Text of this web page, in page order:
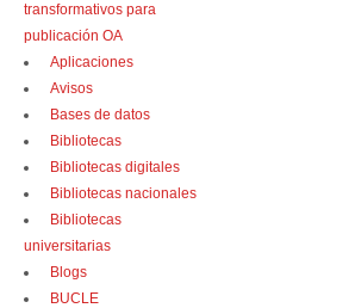
transformativos para
publicación OA
Aplicaciones
Avisos
Bases de datos
Bibliotecas
Bibliotecas digitales
Bibliotecas nacionales
Bibliotecas
universitarias
Blogs
BUCLE